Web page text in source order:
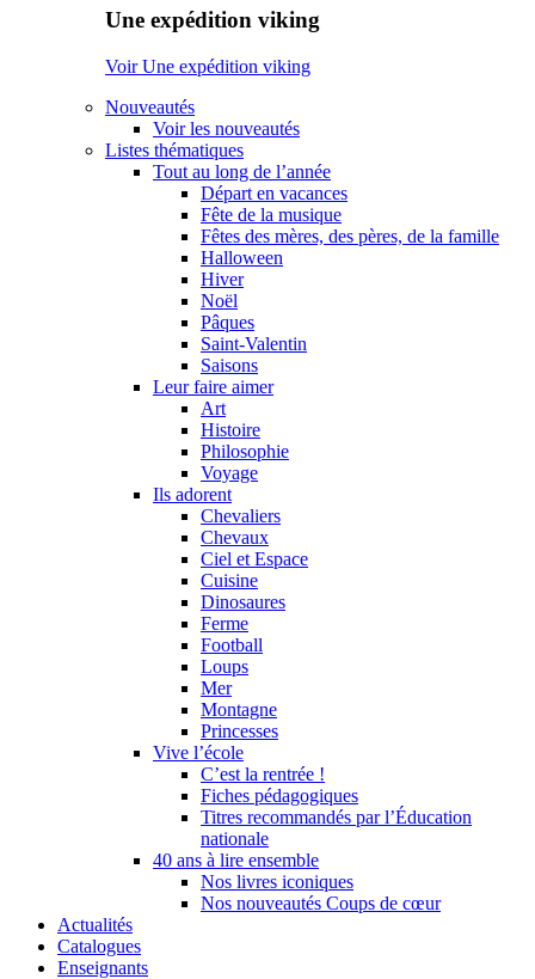
Une expédition viking
Voir Une expédition viking
Nouveautés
Voir les nouveautés
Listes thématiques
Tout au long de l’année
Départ en vacances
Fête de la musique
Fêtes des mères, des pères, de la famille
Halloween
Hiver
Noël
Pâques
Saint-Valentin
Saisons
Leur faire aimer
Art
Histoire
Philosophie
Voyage
Ils adorent
Chevaliers
Chevaux
Ciel et Espace
Cuisine
Dinosaures
Ferme
Football
Loups
Mer
Montagne
Princesses
Vive l’école
C’est la rentrée !
Fiches pédagogiques
Titres recommandés par l’Éducation
nationale
40 ans à lire ensemble
Nos livres iconiques
Nos nouveautés Coups de cœur
Actualités
Catalogues
Enseignants